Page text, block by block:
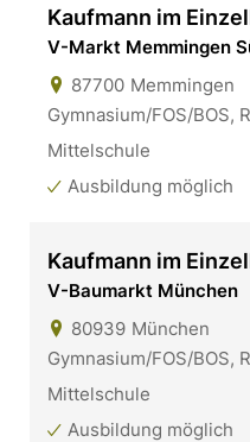
Kaufmann im
V-Markt Memmingen
87700 Memmingen
Gymnasium/FOS/BOS,
Mittelschule
Ausbildung möglich
Kaufmann im
V-Baumarkt München
80939 München
Gymnasium/FOS/BOS,
Mittelschule
Ausbildung möglich